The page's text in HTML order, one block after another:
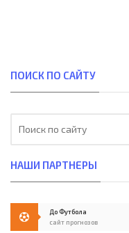
ПОИСК ПО САЙТУ
НАШИ ПАРТНЕРЫ
До Футбола
сайт прогнозов